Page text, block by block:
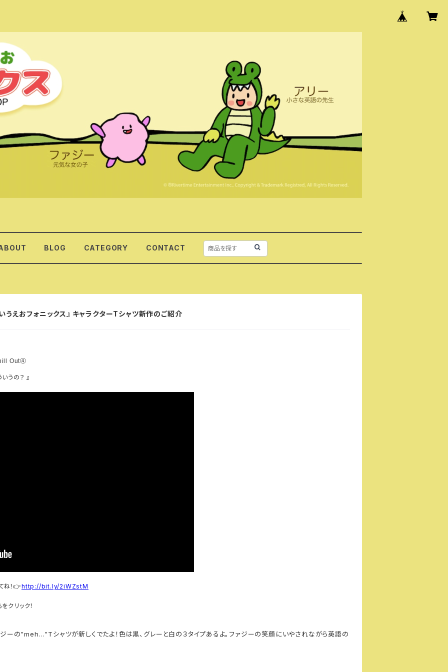
BLOG CATEGORY CONTACT
いうえおフォニックス』 キャラクターTシャツ新作のご紹介
Out④
うの？ 』
ね！👉http://bit.ly/2iWZstM
クリック！
ーの”meh…”Tシャツが新しくでたよ！色は黒、グレーと白の３タイプあるよ。ファジーの笑顔にいやされながら英語の